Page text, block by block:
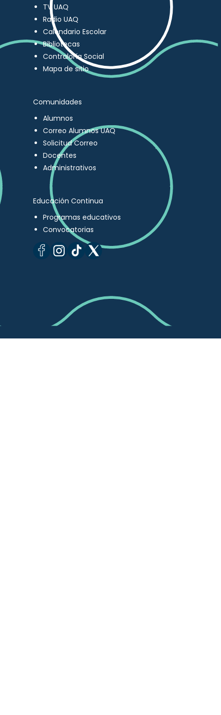
TV UAQ
Radio UAQ
Calendario Escolar
Bibliotecas
Contraloría Social
Mapa de sitio
Comunidades
Alumnos
Correo Alumnos UAQ
Solicitud Correo
Docentes
Administrativos
Educación Continua
Programas educativos
Convocatorias